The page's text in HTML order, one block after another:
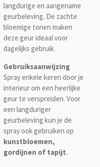
langdurige en aangename
geurbeleving. De zachte
bloemige tonen maken
deze geur ideaal voor
dagelijks gebruik.
Gebruiksaanwijzing
Spray enkele keren door je
interieur om een heerlijke
geur te verspreiden. Voor
een langduriger
geurbeleving kun je de
spray ook gebruiken op
kunstbloemen,
gordijnen of tapijt.